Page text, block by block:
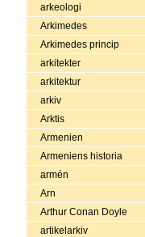
arkeologi
Arkimedes
Arkimedes princip
arkitekter
arkitektur
arkiv
Arktis
Armenien
Armeniens historia
armén
Arn
Arthur Conan Doyle
artikelarkiv